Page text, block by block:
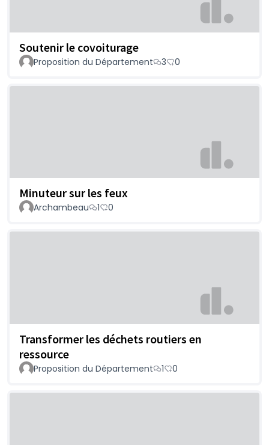
Soutenir le covoiturage
Proposition du Département 3 0
Minuteur sur les feux
Archambeau 1 0
Transformer les déchets routiers en
ressource
Proposition du Département 1 0